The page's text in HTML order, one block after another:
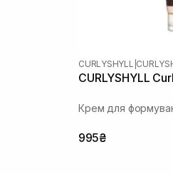
CURLYSHYLL
CURLYSHYLL
Крем для
995₴